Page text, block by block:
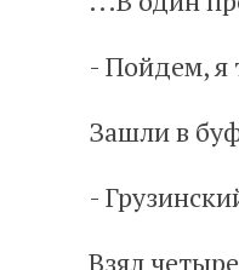
- Пойдем, я
Зашли в
-
Взял